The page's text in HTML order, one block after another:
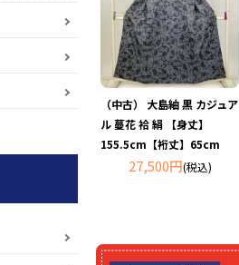
（中古） 大島紬 黒 カジュア
ル 蔓花 袷 絹 【身丈】
155.5cm【裄丈】65cm
27,500円(税込)